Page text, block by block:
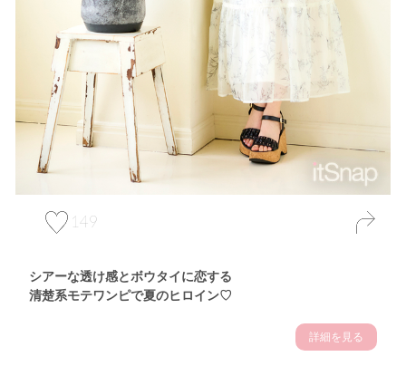
149
シアーな透け感とボウタイに恋する
清楚系モテワンピで夏のヒロイン♡
詳細を見る